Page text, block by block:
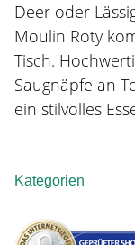
Deer oder
Moulin Roty
Tisch.
Saugnäpfe an
ein stilvolles
Kategorien